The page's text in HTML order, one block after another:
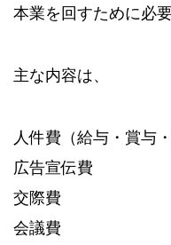
本業を回すために必
主な内容は、
人件費（給与・賞与
広告宣伝費
交際費
会議費